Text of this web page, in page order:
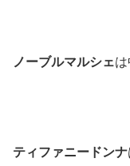
ノーブルマルシェは
ティファニードンナ